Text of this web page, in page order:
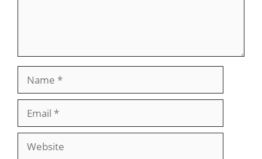
Website